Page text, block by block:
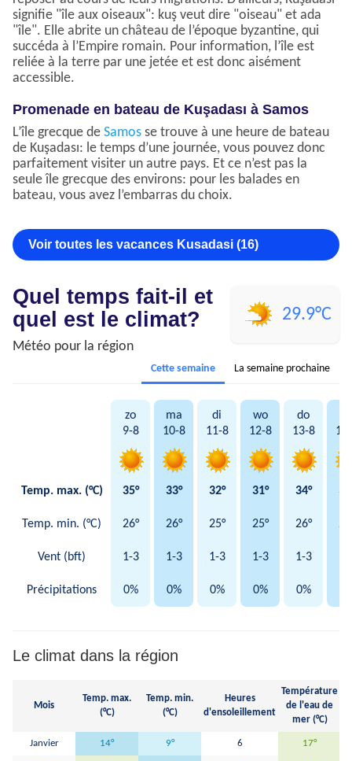
signifie "île aux oiseaux": kuş veut dire "oiseau" et ada
"île". Elle abrite un château de l’époque byzantine, qui
succéda à l’Empire romain. Pour information, l’île est
reliée à la terre par une jetée et est donc aisément
accessible.
Promenade en bateau de Kuşadası à Samos
L’île grecque de Samos se trouve à une heure de bateau
de Kuşadası: le temps d’une journée, vous pouvez donc
parfaitement visiter un autre pays. Et ce n’est pas la
seule île grecque des environs: pour les balades en
bateau, vous avez l’embarras du choix.
Voir toutes les vacances Kusadasi (16)
Quel temps fait-il et
quel est le climat?
Météo pour la région
29.9°C
Cette semaine La semaine prochaine
zo
9-8
ma
10-8
di
11-8
wo
12-8
do
13-8
Temp. max. (°C) 35° 33° 32° 31° 34°
Temp. min. (°C) 26° 26° 25° 25° 26°
Vent (bft) 1-3 1-3 1-3 1-3 1-3
Précipitations 0% 0% 0% 0% 0%
Le climat dans la région
Mois
Temp. max.
(°C)
Temp. min.
(°C)
Heures
d'ensoleillement
Température
de l'eau de
mer (°C)
Janvier 14° 9° 6 17°